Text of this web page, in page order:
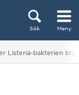
Sök Meny
Listeria-bakterien